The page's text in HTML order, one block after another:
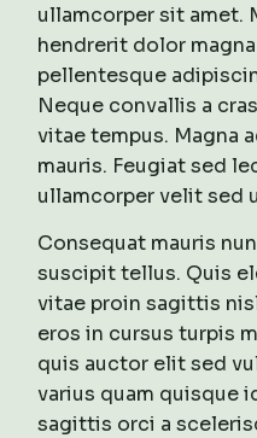
ullamcorper sit amet.
hendrerit dolor
pellentesque
Neque convallis a
vitae tempus. Magna
mauris. Feugiat sed
ullamcorper velit sed
Consequat mauris
suscipit tellus. Quis
vitae proin sagittis
eros in cursus turpis
quis auctor elit sed
varius quam quisque
sagittis orci a